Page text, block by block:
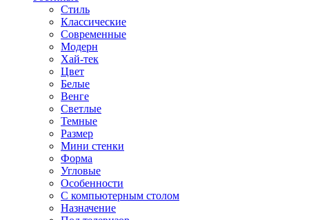
Стиль
Классические
Современные
Модерн
Хай-тек
Цвет
Белые
Венге
Светлые
Темные
Размер
Мини стенки
Форма
Угловые
Особенности
С компьютерным столом
Назначение